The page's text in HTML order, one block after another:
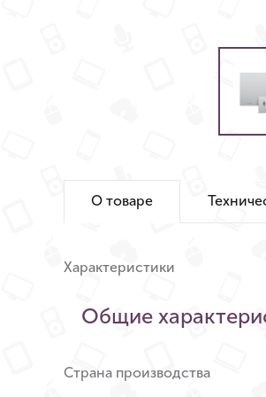
О товаре
Характеристики
Общие
Страна производства